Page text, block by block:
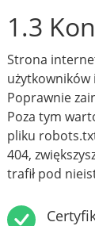
1.3
Strona
Poprawnie
Poza tym
pliku
404,
trafił pod